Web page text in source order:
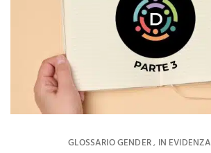
GLOSSARIO GENDER, IN EVIDENZA